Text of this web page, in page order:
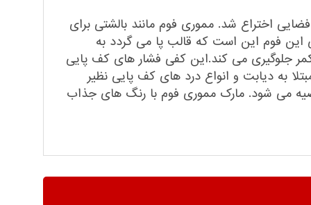
اختراع شد. مموری فوم مانند بالشتی برای
فوم این است که قالب پا می گردد به
جلوگیری می کند.این کفی فشار های کف پایی
به دیابت و انواع درد های کف پایی نظیر
می شود. مارک مموری فوم با رنگ های جذاب